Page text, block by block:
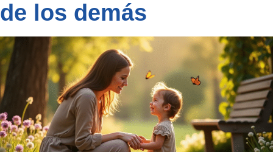
de los demás